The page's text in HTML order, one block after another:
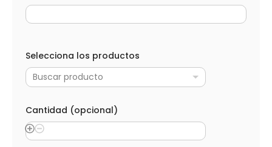
p
e
d
o
s
*
Selecciona los productos
Buscar producto
Cantidad (opcional)